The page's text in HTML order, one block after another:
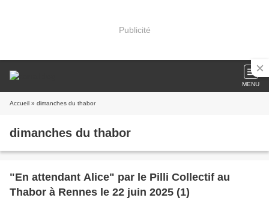
Publicité
MENU
Accueil » dimanches du thabor
dimanches du thabor
"En attendant Alice" par le Pilli Collectif au
Thabor à Rennes le 22 juin 2025 (1)